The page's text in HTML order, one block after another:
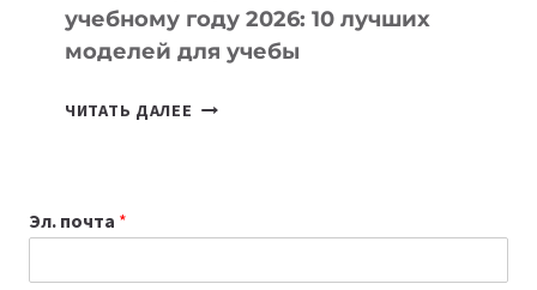
учебному году 2026: 10 лучших
моделей для учебы
ЧИТАТЬ ДАЛЕЕ КАКОЙ
2026:
Эл. почта *